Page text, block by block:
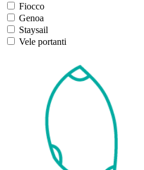
Fiocco
Genoa
Staysail
Vele portanti